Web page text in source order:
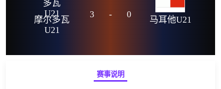
摩尔多瓦
U21
3 - 0
马耳他U21
赛事说明